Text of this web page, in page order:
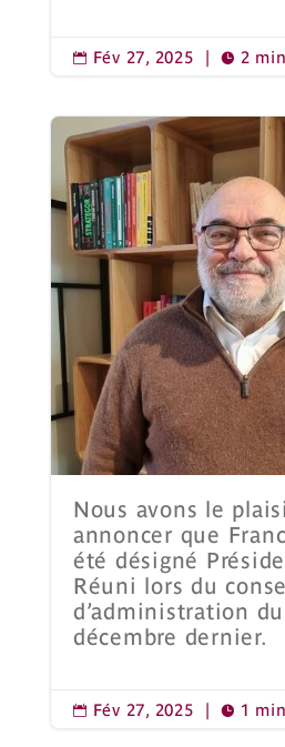
 Fév 27, 2025 |  2
Nous avons le
annoncer que
été désigné
Réuni lors du
d’administration
décembre dernier.
 Fév 27, 2025 |  1